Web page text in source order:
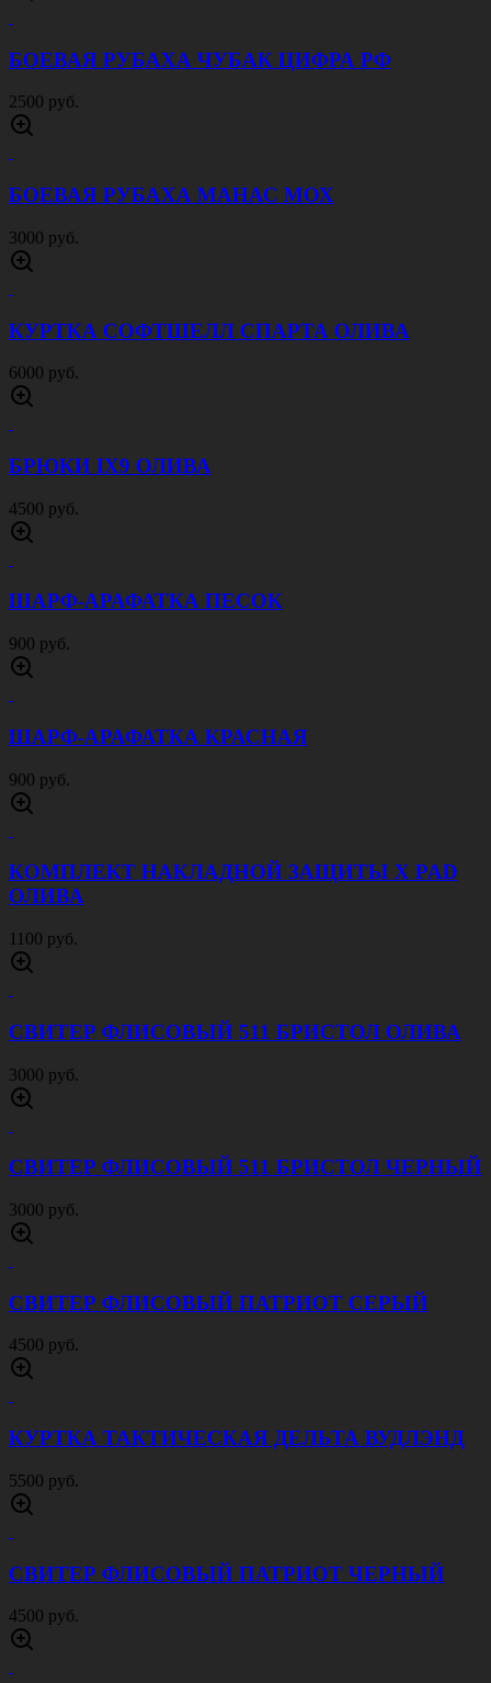
БОЕВАЯ РУБАХА ЧУБАК ЦИФРА РФ
2500 руб.
БОЕВАЯ РУБАХА МАНАС МОХ
3000 руб.
КУРТКА СОФТШЕЛЛ СПАРТА ОЛИВА
6000 руб.
БРЮКИ IX9 ОЛИВА
4500 руб.
ШАРФ-АРАФАТКА ПЕСОК
900 руб.
ШАРФ-АРАФАТКА КРАСНАЯ
900 руб.
КОМПЛЕКТ НАКЛАДНОЙ ЗАЩИТЫ X PAD
ОЛИВА
1100 руб.
СВИТЕР ФЛИСОВЫЙ 511 БРИСТОЛ ОЛИВА
3000 руб.
СВИТЕР ФЛИСОВЫЙ 511 БРИСТОЛ ЧЕРНЫЙ
3000 руб.
СВИТЕР ФЛИСОВЫЙ ПАТРИОТ СЕРЫЙ
4500 руб.
КУРТКА ТАКТИЧЕСКАЯ ДЕЛЬТА ВУДЛЭНД
5500 руб.
СВИТЕР ФЛИСОВЫЙ ПАТРИОТ ЧЕРНЫЙ
4500 руб.